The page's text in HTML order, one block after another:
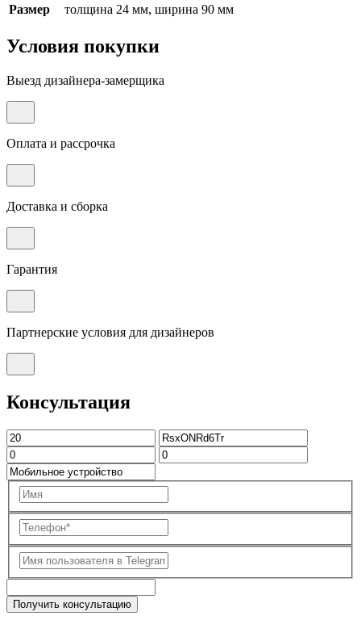
Размер
толщина 24 мм, ширина 90 мм
Условия покупки
Выезд дизайнера-замерщика
Оплата и рассрочка
Доставка и сборка
Гарантия
Партнерские условия для дизайнеров
Консультация
Получить консультацию